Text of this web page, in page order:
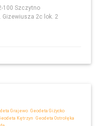
100 Szczytno
Gizewiusza 2c lok. 2
Grajewo Geodeta Giżycko
Kętrzyn Geodeta Ostrołęka